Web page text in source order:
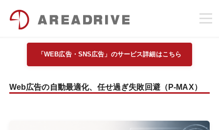
「WEB広告・SNS広告」のサービス詳細はこちら
Web広告の自動最適化、任せ過ぎ失敗回避（P-MAX）